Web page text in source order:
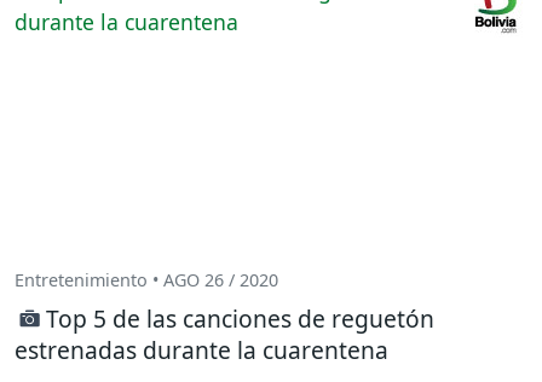
Entretenimiento • AGO 26 / 2020
Top 5 de las canciones de reguetón
estrenadas durante la cuarentena